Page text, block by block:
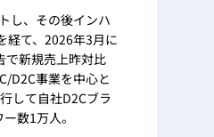
し、その後インハ
経て、2026年3月に
で新規売上昨対比
D2C事業を中心と
して自社D2Cブラ
数1万人。